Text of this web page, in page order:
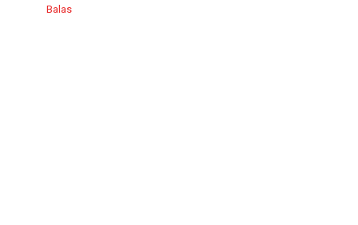
Balas